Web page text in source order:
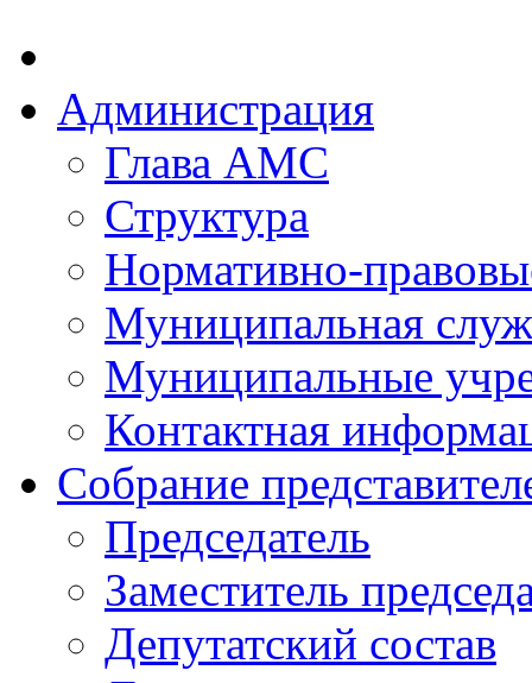
Администрация
Глава АМС
Структура
Нормативно-
Муниципальная
Муниципальные
Контактная
Собрание
Председатель
Заместитель
Депутатский состав